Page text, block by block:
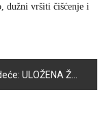
dužni vršiti čišćenje i
ULOŽENA ŽALBA NA OSLOBAĐUJUĆU PRESUDU MILADINU TRIFUNOVIĆU